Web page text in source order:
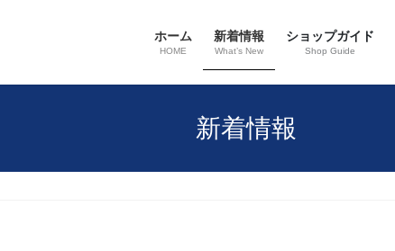
ホーム
HOME
新着情報
What’s New
ショップガイド
Shop Guide
新着情報